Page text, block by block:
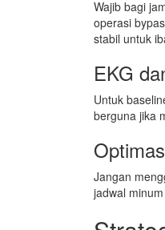
Wajib bagi
operasi
stabil untuk
EKG
Untuk
berguna jika
Jangan
jadwal